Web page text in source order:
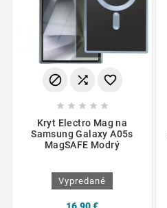
  
    
Kryt Electro Mag na
Samsung Galaxy A05s
MagSAFE Modrý
Vypredané